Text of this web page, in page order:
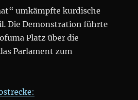
umkämpfte kurdische
Die Demonstration führte
Platz über die
Parlament zum